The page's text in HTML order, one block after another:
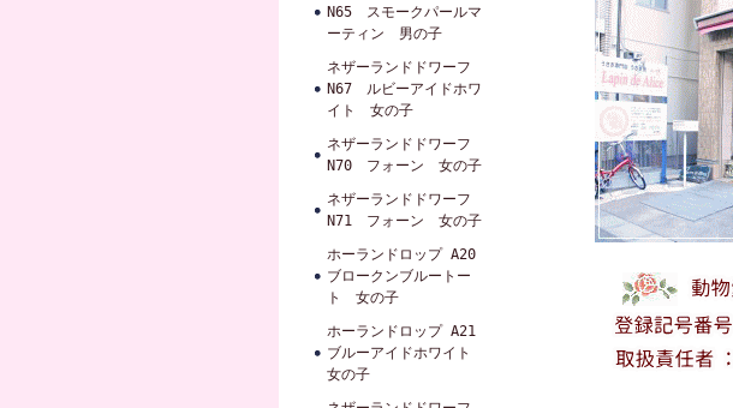
N65 スモークパールマ
ーティン 男の子
ネザーランドドワーフ
N67 ルビーアイドホワ
イト 女の子
ネザーランドドワーフ
N70 フォーン 女の子
ネザーランドドワーフ
N71 フォーン 女の子
ホーランドロップ A20
ブロークンブルートー
ト 女の子
ホーランドロップ A21
ブルーアイドホワイト
女の子